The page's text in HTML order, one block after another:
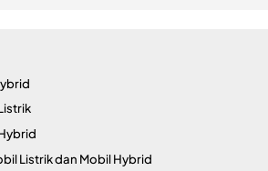
Listrik dan Mobil Hybrid